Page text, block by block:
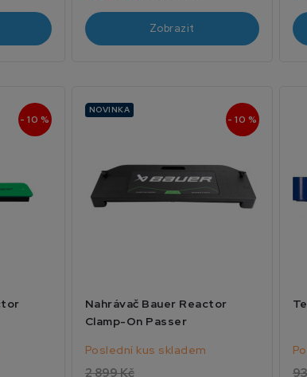
Zobrazit
- 10 %
NOVINKA
- 10 %
Nahrávač Bauer Reactor
Clamp-On Passer
Poslední kus skladem
2 899 Kč